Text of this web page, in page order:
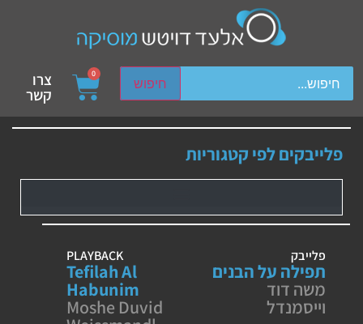
חיפוש
device users, explore by touch or with swipe gestures.
0 צרו
קשר
פלייבקים לפי קטגוריות
פלייבק
תפילה על הבנים
משה דוד
וייסמנדל
PLAYBACK
Tefilah Al
Habunim
Moshe Duvid